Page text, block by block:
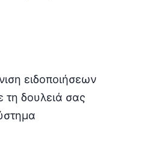
ειδοποιήσεων
τη δουλειά σας